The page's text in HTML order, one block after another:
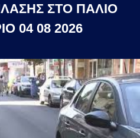
ΣΤΟ ΠΑΛΙΟ
04 08 2026